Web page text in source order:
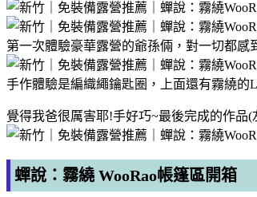
第一次體驗豪華露營的爺孫倆，對一切都
手作體驗是編織繩鑰匙圈，上面還有霧繞的
覺得我爸很厲害耶!手好巧~最後完成的作品
蟬說：霧繞 WooRao帳篷區開箱